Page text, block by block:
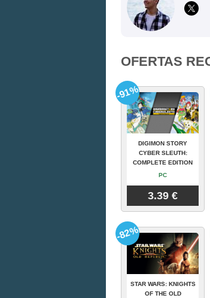
OFERTAS
DIGIMON STORY
CYBER SLEUTH:
COMPLETE EDITION
PC
3.39 €
-91%
STAR WARS: KNIGHTS
OF THE OLD
-82%